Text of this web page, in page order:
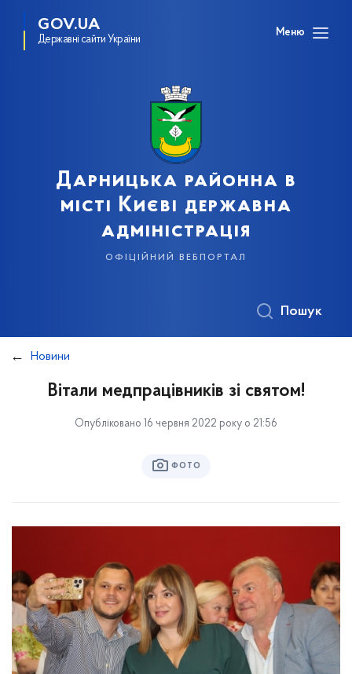
GOV.UA
Державні сайти України
Меню
Дарницька районна в
місті Києві державна
адміністрація
офіційний вебпортал
Пошук
Новини
Вітали медпрацівників зі святом!
Опубліковано 16 червня 2022 року о 21:56
ФОТО